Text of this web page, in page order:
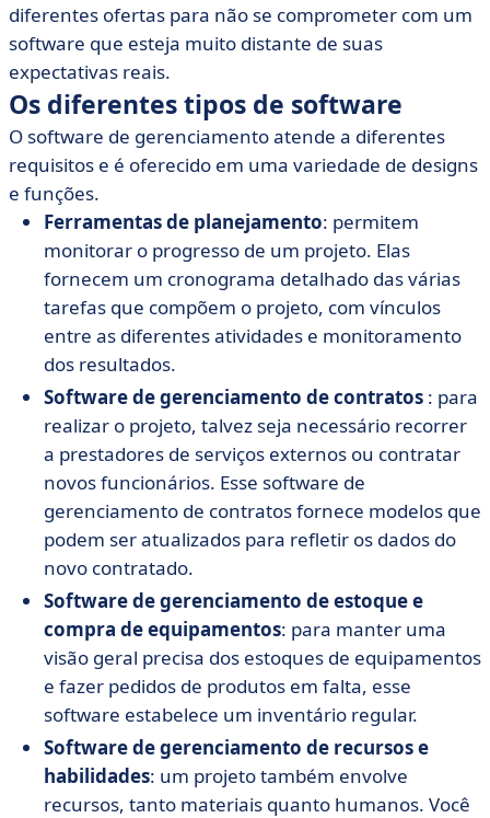
diferentes ofertas para não se comprometer com um
software que esteja muito distante de suas
expectativas reais.
Os diferentes tipos de software
O software de gerenciamento atende a diferentes
requisitos e é oferecido em uma variedade de designs
e funções.
Ferramentas de planejamento: permitem
monitorar o progresso de um projeto. Elas
fornecem um cronograma detalhado das várias
tarefas que compõem o projeto, com vínculos
entre as diferentes atividades e monitoramento
dos resultados.
Software de gerenciamento de contratos : para
realizar o projeto, talvez seja necessário recorrer
a prestadores de serviços externos ou contratar
novos funcionários. Esse software de
gerenciamento de contratos fornece modelos que
podem ser atualizados para refletir os dados do
novo contratado.
Software de gerenciamento de estoque e
compra de equipamentos: para manter uma
visão geral precisa dos estoques de equipamentos
e fazer pedidos de produtos em falta, esse
software estabelece um inventário regular.
Software de gerenciamento de recursos e
habilidades: um projeto também envolve
recursos, tanto materiais quanto humanos. Você